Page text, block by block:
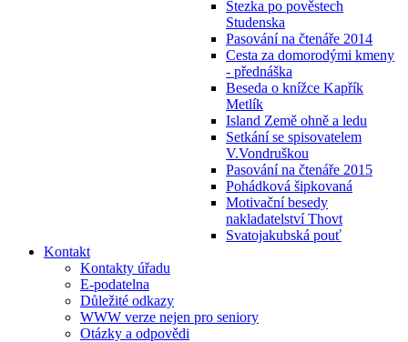
Stezka po pověstech
Studenska
Pasování na čtenáře 2014
Cesta za domorodými kmeny
- přednáška
Beseda o knížce Kapřík
Metlík
Island Země ohně a ledu
Setkání se spisovatelem
V.Vondruškou
Pasování na čtenáře 2015
Pohádková šipkovaná
Motivační besedy
nakladatelství Thovt
Svatojakubská pouť
Kontakt
Kontakty úřadu
E-podatelna
Důležité odkazy
WWW verze nejen pro seniory
Otázky a odpovědi